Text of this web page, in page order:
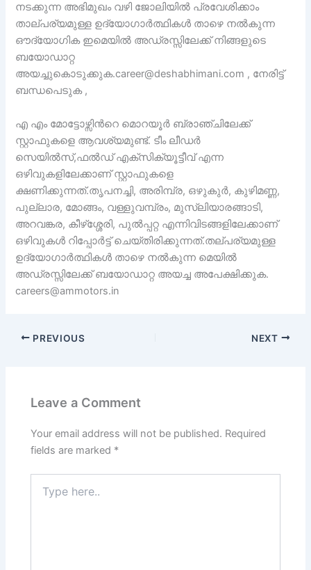
നടക്കുന്ന അഭിമുഖം വഴി ജോലിയിൽ പ്രവേശിക്കാം
താല്പര്യമുള്ള ഉദ്യോഗാർത്ഥികൾ താഴെ നൽകുന്ന
ഔദ്യോഗിക ഇമെയിൽ അഡ്രസ്സിലേക്ക് നിങ്ങളുടെ
ബയോഡാറ്റ
അയച്ചുകൊടുക്കുക.career@deshabhimani.com , നേരിട്ട്
ബന്ധപെടുക ,
എ എം മോട്ടോഴ്സിന്‍റെ മൊറയൂർ ബ്രാഞ്ചിലേക്ക്
സ്റ്റാഫുകളെ ആവശ്യമുണ്ട്. ടീം ലീഡർ
സെയിൽസ്,ഫൽഡ് എക്സിക്യൂട്ടീവ് എന്ന
ഒഴിവുകളിലേക്കാണ് സ്റ്റാഫുകളെ
ക്ഷണിക്കുന്നത്.തൃപനച്ചി, അരിമ്പ്ര, ഒഴുകുർ, കുഴിമണ്ണ,
പുല്ലാര, മോങ്ങം, വള്ളുവമ്പ്രം, മുസ്ലിയാരങ്ങാടി,
അറവങ്കര, കീഴ്ശ്ശേരി, പുൽപ്പറ്റ എന്നിവിടങ്ങളിലേക്കാണ്
ഒഴിവുകൾ റിപ്പോർട്ട് ചെയ്തിരിക്കുന്നത്.തല്പര്യമുള്ള
ഉദ്യോഗാർത്ഥികൾ താഴെ നൽകുന്ന മെയിൽ
അഡ്രസ്സിലേക്ക് ബയോഡാറ്റ അയച്ച അപേക്ഷിക്കുക.
careers@ammotors.in
PREVIOUS NEXT
Leave a Comment
Your email address will not be published. Required
fields are marked *
here..